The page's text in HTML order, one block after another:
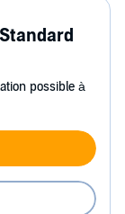
possible à